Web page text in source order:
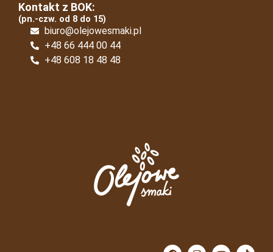
Kontakt z BOK:
(pn.-czw. od 8 do 15)
biuro@olejowesmaki.pl
+48 66 444 00 44
+48 608 18 48 48